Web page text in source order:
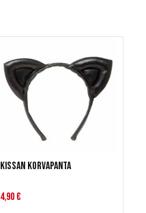
Kissan korvapanta
4,90 €